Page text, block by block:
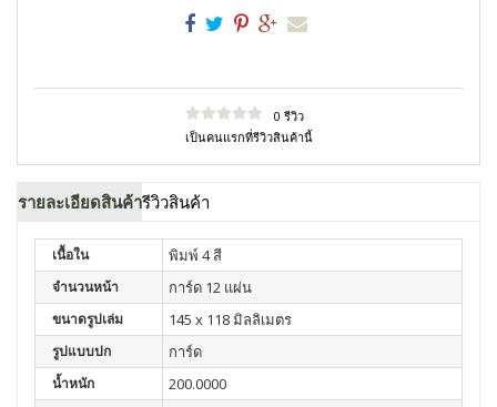
0 รีวิว
เป็นคนแรกที่รีวิวสินค้านี้
รายละเอียดสินค้ารีวิวสินค้า
เนื้อใน พิมพ์ 4 สี
จำนวนหน้า การ์ด 12 แผ่น
ขนาดรูปเล่ม 145 x 118 มิลลิเมตร
รูปแบบปก การ์ด
น้ำหนัก 200.0000